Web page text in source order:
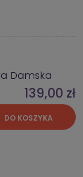
Damska
139,00 zł
DO KOSZYKA